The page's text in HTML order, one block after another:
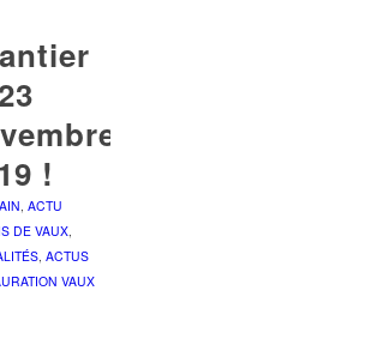
!
, ACTU
DE VAUX,
, ACTUS
VAUX